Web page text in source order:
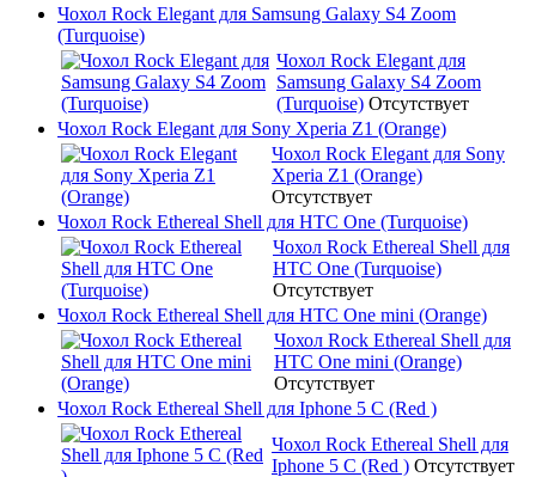
Чохол Rock Elegant для Samsung Galaxy S4 Zoom
(Turquoise)
Чохол Rock Elegant для
Samsung Galaxy S4 Zoom
(Turquoise) Отсутствует
Чохол Rock Elegant для Sony Xperia Z1 (Orange)
Чохол Rock Elegant для Sony
Xperia Z1 (Orange)
Отсутствует
Чохол Rock Ethereal Shell для HTC One (Turquoise)
Чохол Rock Ethereal Shell для
HTC One (Turquoise)
Отсутствует
Чохол Rock Ethereal Shell для HTC One mini (Orange)
Чохол Rock Ethereal Shell для
HTC One mini (Orange)
Отсутствует
Чохол Rock Ethereal Shell для Iphone 5 C (Red )
Чохол Rock Ethereal Shell для
Iphone 5 C (Red ) Отсутствует